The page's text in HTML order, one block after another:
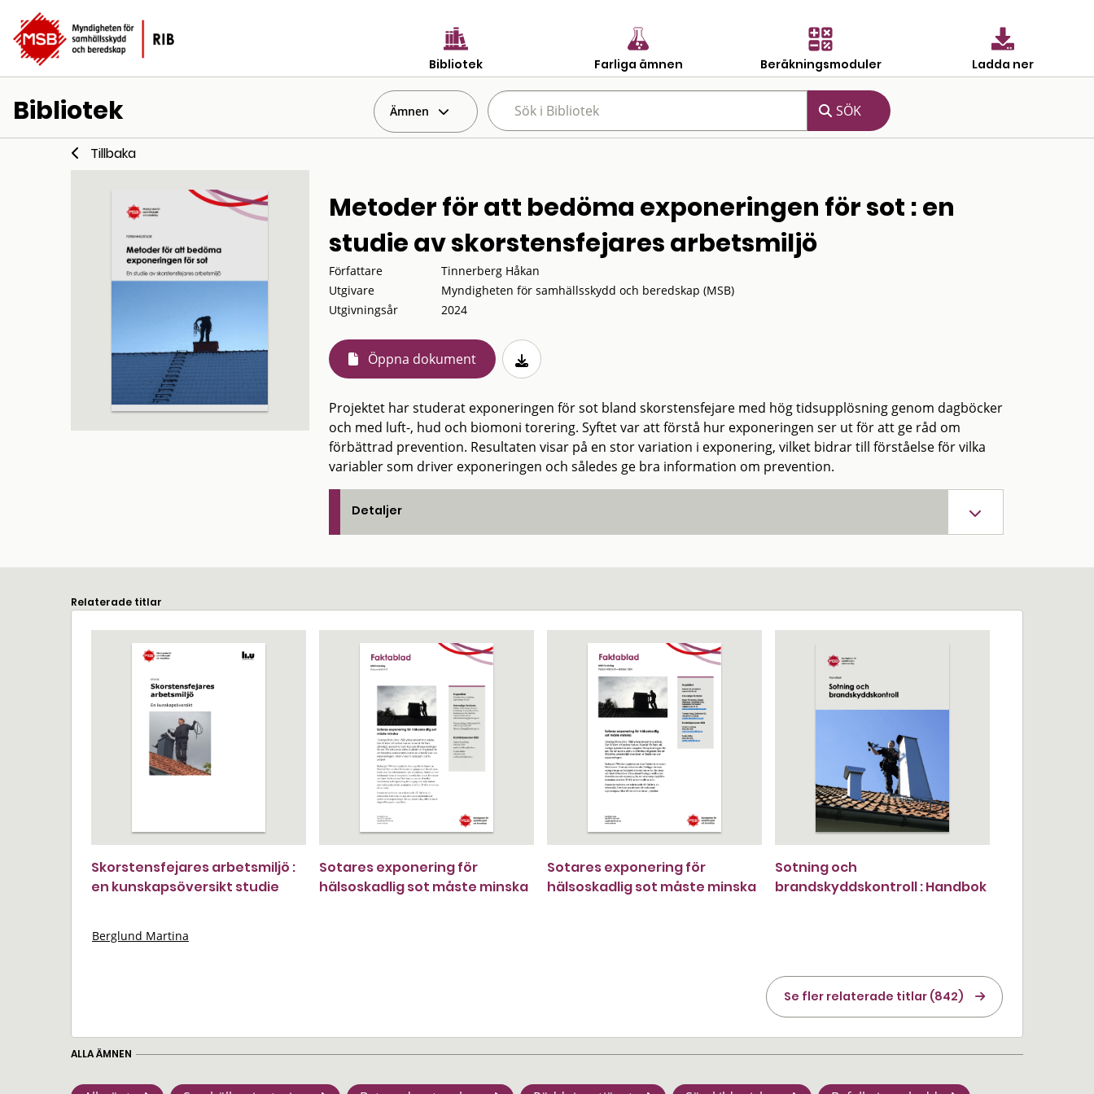
Bibliotek Farliga ämnen Beräkningsmoduler Ladda ner
Bibliotek Ämnen
Tillbaka
Metoder för att bedöma exponeringen för sot : en
studie av skorstensfejares arbetsmiljö
Författare
Tinnerberg Håkan
Utgivare
Myndigheten för samhällsskydd och beredskap (MSB)
Utgivningsår
2024
Öppna dokument
Projektet har studerat exponeringen för sot bland skorstensfejare med hög tidsupplösning genom dagböcker
och med luft-, hud och biomoni torering. Syftet var att förstå hur exponeringen ser ut för att ge råd om
förbättrad prevention. Resultaten visar på en stor variation i exponering, vilket bidrar till förståelse för vilka
variabler som driver exponeringen och således ge bra information om prevention.
Detaljer
Relaterade titlar
Skorstensfejares arbetsmiljö :
en kunskapsöversikt studie
Berglund Martina
Sotares exponering för
hälsoskadlig sot måste minska
Sotares exponering för
hälsoskadlig sot måste minska
Sotning och
brandskyddskontroll : Handbok
Se fler relaterade titlar (842)
ALLA ÄMNEN